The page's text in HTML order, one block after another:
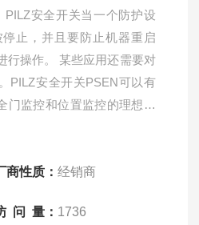
PILZ安全开关当一个防护设
止，并且要防止机器重启
行操作。 某些应用还需要对
PILZ安全开关PSEN可以有
门监控和位置监控的理想选
商性质：经销商
问 量： 1736